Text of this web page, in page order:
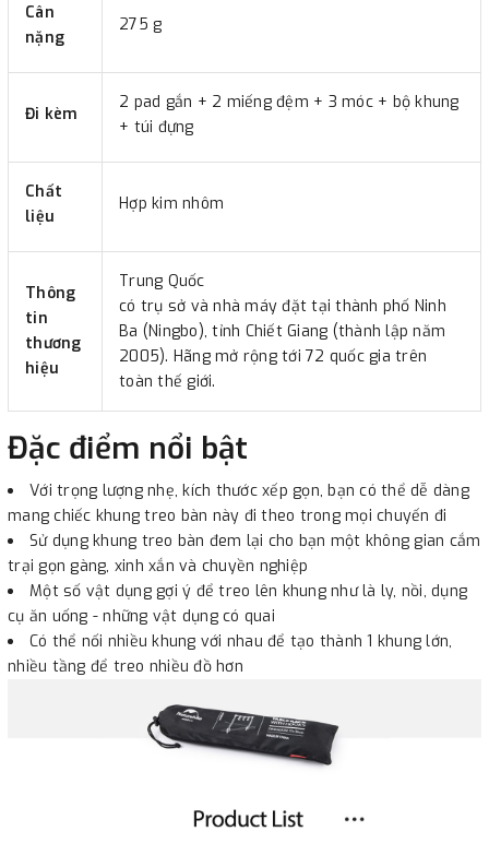
Cân
nặng
275 g
Đi kèm
2 pad gắn + 2 miếng đệm + 3 móc + bộ khung
+ túi đựng
Chất
liệu
Hợp kim nhôm
Thông
tin
thương
hiệu
Trung Quốc
có trụ sở và nhà máy đặt tại thành phố Ninh
Ba (Ningbo), tỉnh Chiết Giang (thành lập năm
2005). Hãng mở rộng tới 72 quốc gia trên
toàn thế giới.
Đặc điểm nổi bật
Với trọng lượng nhẹ, kích thước xếp gọn, bạn có thể dễ dàng
mang chiếc khung treo bàn này đi theo trong mọi chuyến đi
Sử dụng khung treo bàn đem lại cho bạn một không gian cắm
trại gọn gàng, xinh xắn và chuyền nghiệp
Một số vật dụng gợi ý để treo lên khung như là ly, nồi, dụng
cụ ăn uống - những vật dụng có quai
Có thể nối nhiều khung với nhau để tạo thành 1 khung lớn,
nhiều tầng để treo nhiều đồ hơn